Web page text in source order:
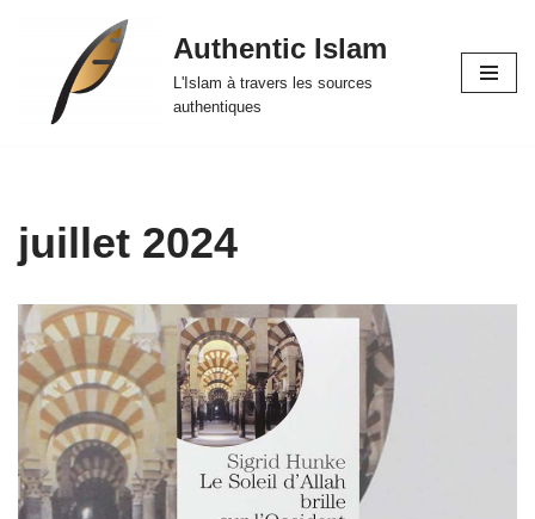
contenu
Authentic Islam
L'Islam à travers les sources
authentiques
juillet 2024